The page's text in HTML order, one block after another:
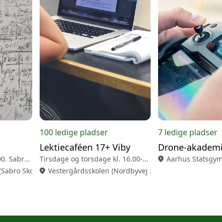
V)
Tirsdage kl. 16.00 – 18.00. Sabro korsvejskolen
Skolevej 4, 8471 Sabro)
100 ledige pladser
Lektiecaféen 17+ Viby
Tirsdage og torsdage kl. 16.00-20.00 - Viby
location_on Vestergårdsskolen (Nordbyvej 25, 8260 Viby J)
7 ledige pladser
Drone-
location_on Aarhus